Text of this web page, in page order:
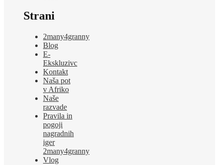
Strani
2many4granny
Blog
E-
Ekskluzivc
Kontakt
Naša pot
v Afriko
Naše
razvade
Pravila in
pogoji
nagradnih
iger
2many4granny
Vlog